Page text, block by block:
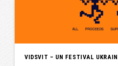
VIDSVIT – UN FESTIVAL